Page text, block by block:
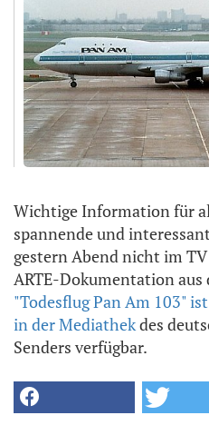
Wichtige Information für
spannende und
gestern Abend nicht im
ARTE-Dokumentation aus
"Todesflug Pan Am 103"
in der Mediathekdes
Senders verfügbar.